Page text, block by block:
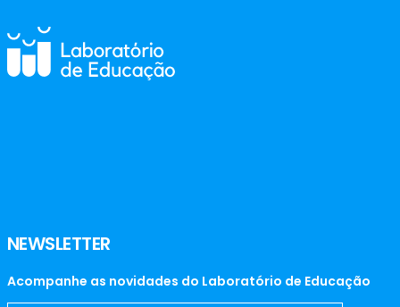
NEWSLETTER
Acompanhe as novidades do Laboratório de Educação